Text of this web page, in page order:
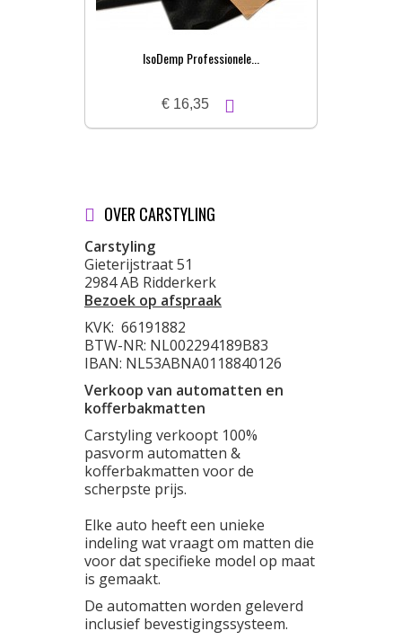
IsoDemp Professionele...
€ 16,35
OVER CARSTYLING
Carstyling
Gieterijstraat 51
2984 AB Ridderkerk
Bezoek op afspraak
KVK: 66191882
BTW-NR: NL002294189B83
IBAN: NL53ABNA0118840126
Verkoop van automatten en
kofferbakmatten
Carstyling verkoopt 100%
pasvorm automatten &
kofferbakmatten voor de
scherpste prijs.
Elke auto heeft een unieke
indeling wat vraagt om matten die
voor dat specifieke model op maat
is gemaakt.
De automatten worden geleverd
inclusief bevestigingssysteem.